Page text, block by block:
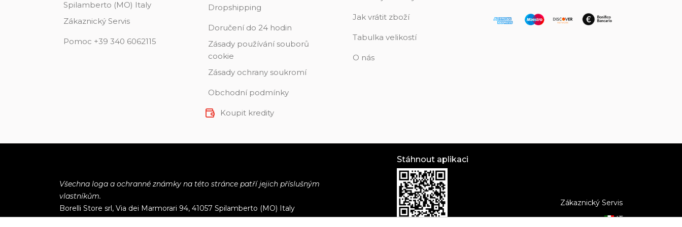
Spilamberto (MO) Italy
Zákaznický Servis
Pomoc +39 340 6062115
Dropshipping
Doručení do 24 hodin
Zásady používání souborů
cookie
Zásady ochrany soukromí
Obchodní podmínky
Koupit kredity
Jak vrátit zboží
Tabulka velikostí
O nás
Všechna loga a ochranné známky na této stránce patří jejich příslušným
vlastníkům.
Borelli Store srl, Via dei Marmorari 94, 41057 Spilamberto (MO) Italy
Stáhnout aplikaci
Zákaznický Servis
IT